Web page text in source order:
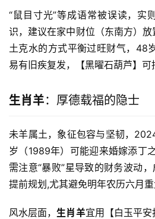
“鼠目寸光”等成语常被误读，实
识，建议在家中财位（东南方）
土克水的方式平衡过旺财气，48
易有旧疾复发，【黑曜石葫芦】可
生肖羊：厚德载福的隐士
未羊属土，象征包容与坚韧，
岁（1989年）可能迎来婚嫁添丁
需注意“暴败”星导致的财务波动
提前规划,尤其避免明年农历六月重
风水层面，生肖羊宜用【白玉平